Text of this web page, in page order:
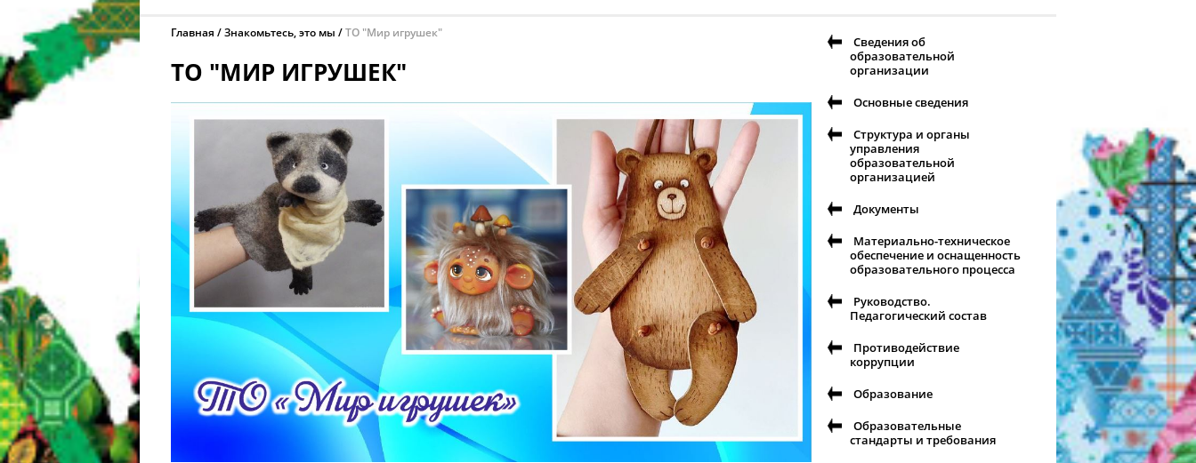
Главная Знакомьтесь, это мы ТО "Мир игрушек"
ТО "МИР ИГРУШЕК"
Сведения об
образовательной
организации
Основные сведения
Структура и органы
управления
образовательной
организацией
Документы
Материально-техническое
обеспечение и оснащенность
образовательного процесса
Руководство.
Педагогический состав
Противодействие
коррупции
Образование
Образовательные
стандарты и требования